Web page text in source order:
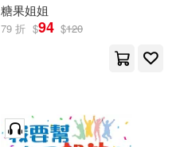
糖果姐姐
79 折 $94 $120